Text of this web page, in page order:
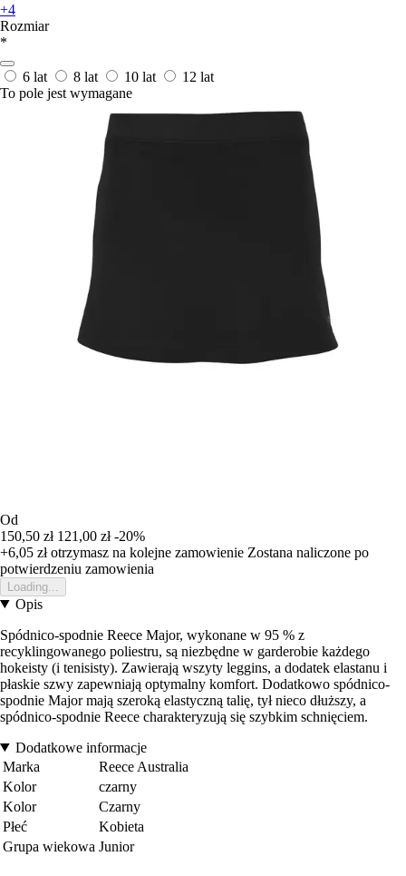
+4
Rozmiar
*
6 lat 8 lat 10 lat
12 lat
To pole jest wymagane
Od
150,50 zł 121,00 zł -20%
+6,05 złotrzymasz na kolejne zamowienie Zostana naliczone po
potwierdzeniu zamowienia
Loading...
Opis
Spódnico-spodnie Reece Major, wykonane w 95 % z
recyklingowanego poliestru, są niezbędne w garderobie każdego
hokeisty (i tenisisty). Zawierają wszyty leggins, a dodatek elastanu i
płaskie szwy zapewniają optymalny komfort. Dodatkowo spódnico-
spodnie Major mają szeroką elastyczną talię, tył nieco dłuższy, a
spódnico-spodnie Reece charakteryzują się szybkim schnięciem.
Dodatkowe informacje
Marka
Reece Australia
Kolor
czarny
Kolor
Czarny
Płeć
Kobieta
Grupa wiekowa Junior